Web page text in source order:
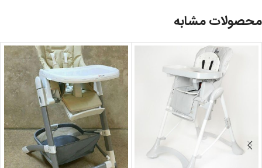
محصولات مشابه